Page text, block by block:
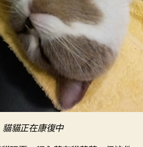
貓貓正在康復中